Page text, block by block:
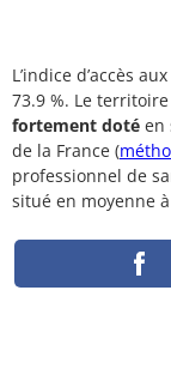
L’indice d’accès
73.9 %. Le
fortement doté en
de la France (
professionnel de
situé en moyenne à